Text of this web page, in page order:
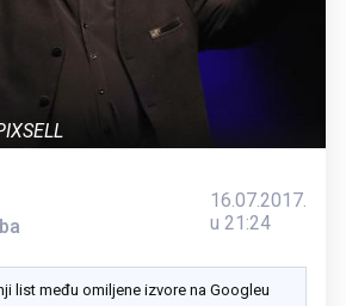
16.07.2017.
u 21:24
list među omiljene izvore na Googleu